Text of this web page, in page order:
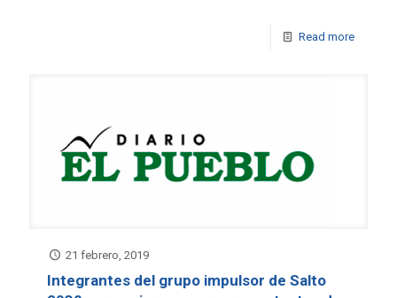
Read more
21 febrero, 2019
Integrantes del grupo impulsor de Salto